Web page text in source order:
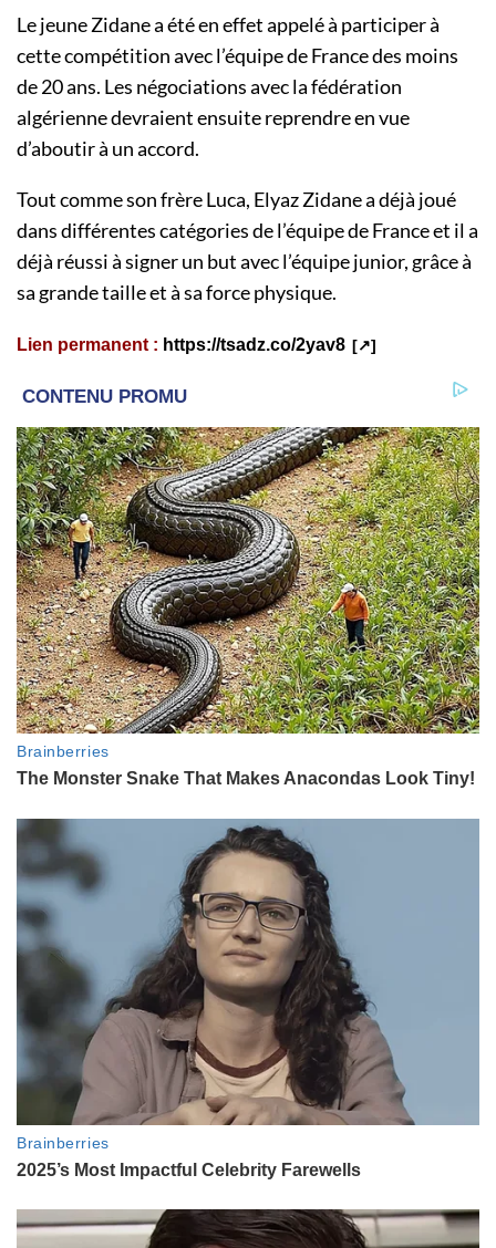
Le jeune Zidane a été en effet appelé à participer à
cette compétition avec l’équipe de France des moins
de 20 ans. Les négociations avec la fédération
algérienne devraient ensuite reprendre en vue
d’aboutir à un accord.
Tout comme son frère Luca, Elyaz Zidane a déjà joué
dans différentes catégories de l’équipe de France et il a
déjà réussi à signer un but avec l’équipe junior, grâce à
sa grande taille et à sa force physique.
Lien permanent : https://tsadz.co/2yav8